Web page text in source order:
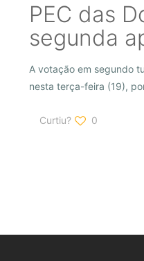
PEC das
segunda
A votação em segundo
nesta terça-feira (19),
Curtiu? 0